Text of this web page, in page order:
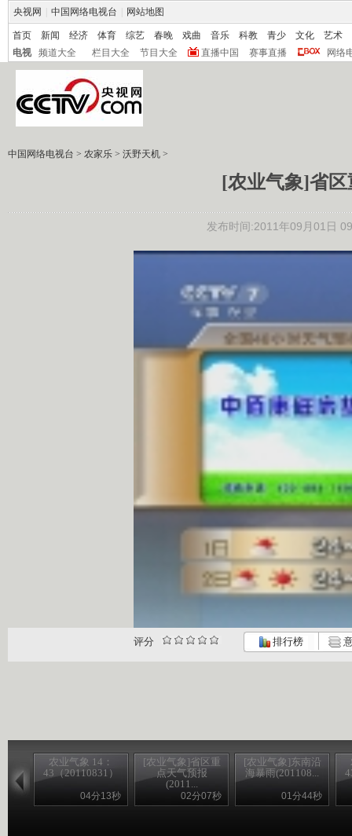
央视网 中国网络电视台 网站地图
首页 新闻 经济 体育 综艺 春晚 戏曲 音乐 科教 青少 文化
艺术
电视
频道大全 栏目大全 节目大全 直播中国 赛事直播 网络
中国网络电视台 > 农家乐 > 沃野天机 >
[农业气象]省区
发布时间:2011年09月01日
评分 排行榜
农业气象 14：
43（20110831）
04分13秒
[农业气象]省区重
点天气预报
(2011...
02分07秒
[农业气象]东南沿
海暴雨(201108...
01分44秒